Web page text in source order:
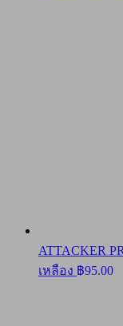
ATTACKER
เหลือง ฿95.00